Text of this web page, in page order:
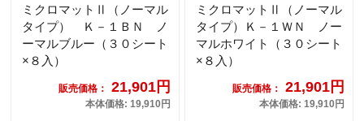
ミクロマットⅡ（ノーマル
タイプ） Ｋ－１ＢＮ ノ
ーマルブルー（３０シート
×８入）
販売価格： 21,901円
本体価格: 19,910円
ミクロマットⅡ（ノーマル
タイプ）Ｋ－１ＷＮ ノー
マルホワイト（３０シート
×８入）
販売価格： 21,901円
本体価格: 19,910円